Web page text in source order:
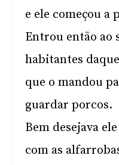
e ele começou a
Entrou então ao
habitantes
que o mandou
guardar porcos.
Bem desejava
com as